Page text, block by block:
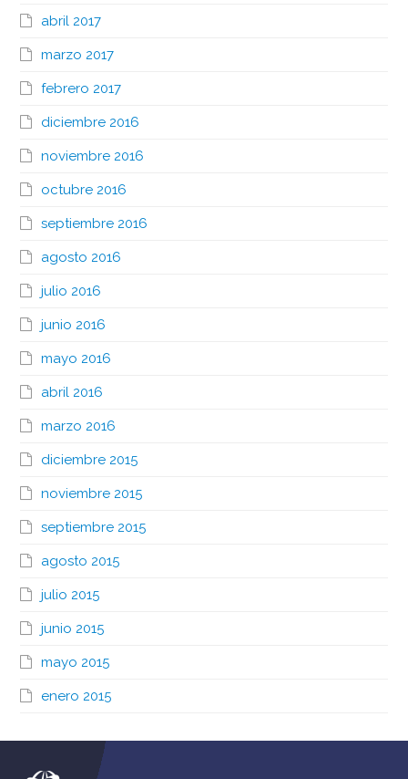
abril 2017
marzo 2017
febrero 2017
diciembre 2016
noviembre 2016
octubre 2016
septiembre 2016
agosto 2016
julio 2016
junio 2016
mayo 2016
abril 2016
marzo 2016
diciembre 2015
noviembre 2015
septiembre 2015
agosto 2015
julio 2015
junio 2015
mayo 2015
enero 2015